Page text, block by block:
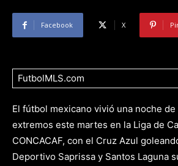
Facebook X
FutbolMLS.com
El fútbol mexicano vivió una noche
extremos este martes en la Liga de
CONCACAF, con el Cruz Azul
Deportivo Saprissa y Santos Laguna